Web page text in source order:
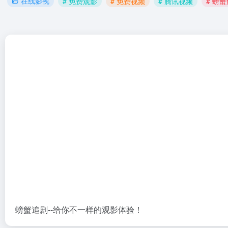
螃蟹追剧--给你不一样的观影体验！